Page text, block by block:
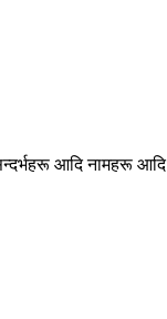
सन्दर्भहरू आदि नामहरू